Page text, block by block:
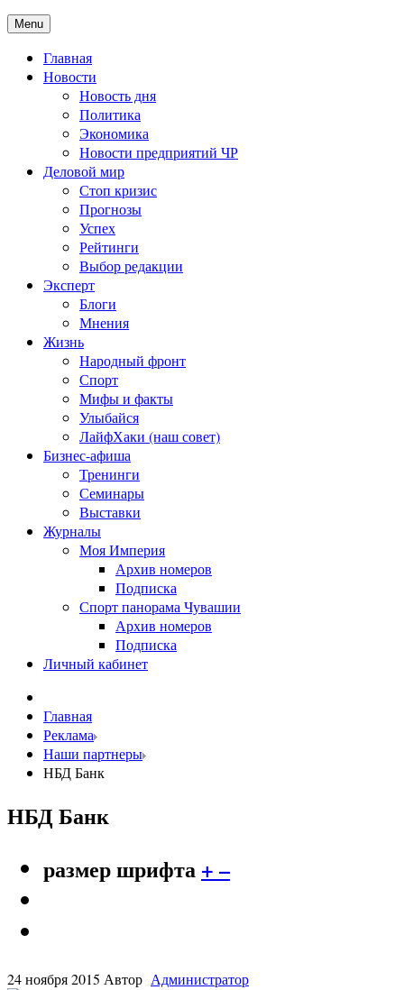
Menu
Главная
Новости
Новость дня
Политика
Экономика
Новости предприятий ЧР
Деловой мир
Стоп кризис
Прогнозы
Успех
Рейтинги
Выбор редакции
Эксперт
Блоги
Мнения
Жизнь
Народный фронт
Спорт
Мифы и факты
Улыбайся
ЛайфХаки (наш совет)
Бизнес-афиша
Тренинги
Семинары
Выставки
Журналы
Моя Империя
Архив номеров
Подписка
Спорт панорама Чувашии
Архив номеров
Подписка
Личный кабинет
Главная
Реклама
Наши партнеры
НБД Банк
НБД Банк
размер шрифта + –
24 ноября 2015 Автор Администратор